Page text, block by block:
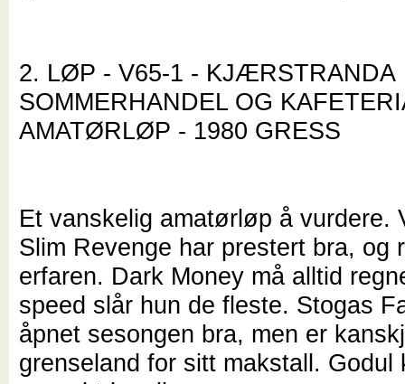
2. LØP - V65-1 - KJÆRSTRANDA
SOMMERHANDEL OG
AMATØRLØP - 1980 GRESS
Et vanskelig amatørløp å vurdere.
Slim Revenge har prestert bra, og
erfaren. Dark Money må alltid
speed slår hun de fleste. Stogas
åpnet sesongen bra, men er
grenseland for sitt makstall. Godul